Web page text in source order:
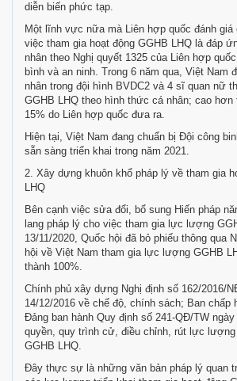
diễn biến phức tạp.
Một lĩnh vực nữa mà Liên hợp quốc đánh giá
việc tham gia hoạt động GGHB LHQ là đáp
nhân theo Nghị quyết 1325 của Liên hợp
bình và an ninh. Trong 6 năm qua, Việt Nam
nhân trong đội hình BVDC2 và 4 sĩ quan nữ
GGHB LHQ theo hình thức cá nhân; cao
15% do Liên hợp quốc đưa ra.
Hiện tại, Việt Nam đang chuẩn bị Đội công
sẵn sàng triển khai trong năm 2021.
2. Xây dựng khuôn khổ pháp lý về tham gia
LHQ
Bên cạnh việc sửa đổi, bổ sung Hiến pháp
lang pháp lý cho việc tham gia lực lượng
13/11/2020, Quốc hội đã bỏ phiếu thông qua
hội về Việt Nam tham gia lực lượng GGHB
thành 100%.
Chính phủ xây dựng Nghị định số 162/2016/
14/12/2016 về chế độ, chính sách; Ban chấp
Đảng ban hành Quy định số 241-QĐ/TW
quyền, quy trình cử, điều chỉnh, rút lực
GGHB LHQ.
Đây thực sự là những văn bản pháp lý quan